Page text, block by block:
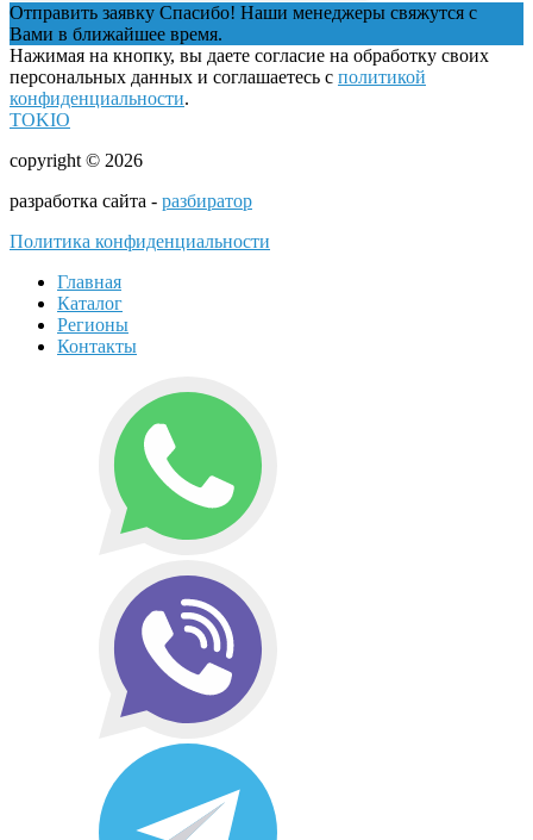
Отправить заявку Спасибо! Наши менеджеры свяжутся с
Вами в ближайшее время.
Нажимая на кнопку, вы даете согласие на обработку своих
персональных данных и соглашаетесь с политикой
конфиденциальности.
TOKIO
copyright © 2026
разработка сайта - разбиратор
Политика конфиденциальности
Главная
Каталог
Регионы
Контакты